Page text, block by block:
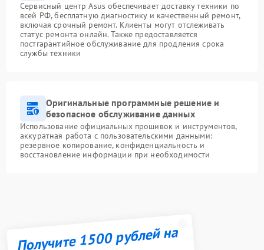
Сервисный центр Asus обеспечивает доставку техники по
всей РФ, бесплатную диагностику и качественный ремонт,
включая срочный ремонт. Клиенты могут отслеживать
статус ремонта онлайн. Также предоставляется
постгарантийное обслуживание для продления срока
службы техники
Оригинальные программные решение и
безопасное обслуживание данных
Использование официальных прошивок и инструментов,
аккуратная работа с пользовательскими данными:
резервное копирование, конфиденциальность и
восстановление информации при необходимости
Получите 1500 рублей на